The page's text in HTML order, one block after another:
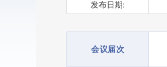
发布日期:
会议届次